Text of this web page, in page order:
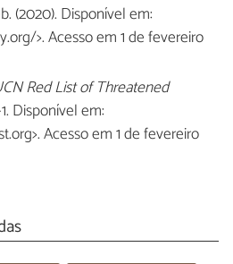
(2020). Disponível em:
>. Acesso em 1 de fevereiro
Red List of Threatened
Disponível em:
Acesso em 1 de fevereiro